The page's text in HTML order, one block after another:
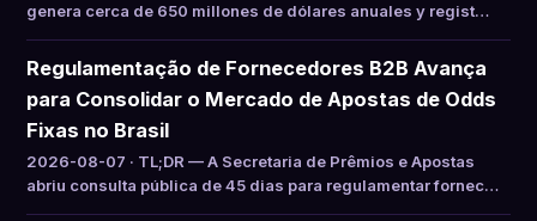
genera cerca de 650 millones de dólares anuales y regist…
Regulamentação de Fornecedores B2B Avança
para Consolidar o Mercado de Apostas de Odds
Fixas no Brasil
2026-08-07 · TL;DR — A Secretaria de Prêmios e Apostas
abriu consulta pública de 45 dias para regulamentar fornec…